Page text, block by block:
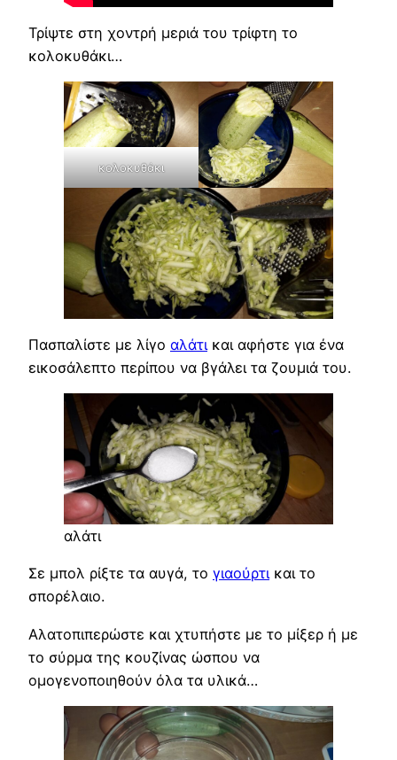
Τρίψτε στη χοντρή μεριά του τρίφτη το
κολοκυθάκι…
κολοκυθάκι
Πασπαλίστε με λίγο αλάτικαι αφήστε για ένα
εικοσάλεπτο περίπου να βγάλει τα ζουμιά του.
αλάτι
Σε μπολ ρίξτε τα αυγά, το γιαούρτικαι το
σπορέλαιο.
Αλατοπιπερώστε και χτυπήστε με το μίξερ ή με
το σύρμα της κουζίνας ώσπου να
ομογενοποιηθούν όλα τα υλικά…